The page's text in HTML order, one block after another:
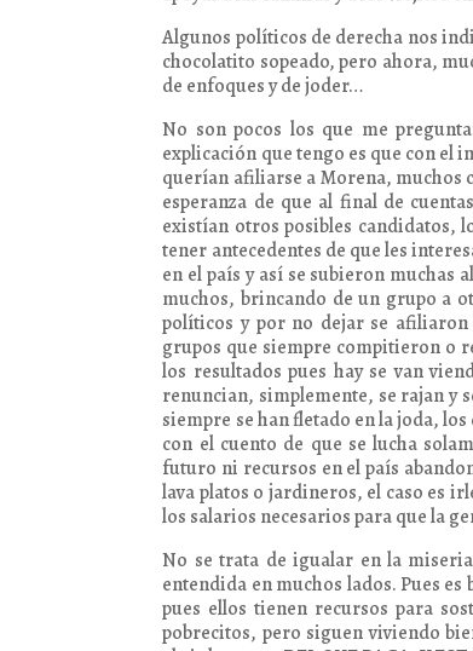
Algunos políticos de derecha nos
chocolatito sopeado, pero ahora,
de enfoques y de joder…
No son pocos los que me
explicación que tengo es que con el
querían afiliarse a Morena, muchos
esperanza de que al final de
existían otros posibles candidatos,
tener antecedentes de que les
en el país y así se subieron muchas
muchos, brincando de un grupo a
políticos y por no dejar se
grupos que siempre compitieron o
los resultados pues hay se van
renuncian, simplemente, se rajan y
siempre se han fletado en la joda,
con el cuento de que se lucha
futuro ni recursos en el país
lava platos o jardineros, el caso es
los salarios necesarios para que la
No se trata de igualar en la
entendida en muchos lados. Pues
pues ellos tienen recursos para
pobrecitos, pero siguen viviendo